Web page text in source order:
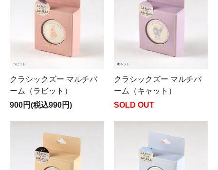
クラシックズー マルチバ
ーム（ラビット）
900円(税込990円)
クラシックズー マルチバ
ーム（キャット）
SOLD OUT